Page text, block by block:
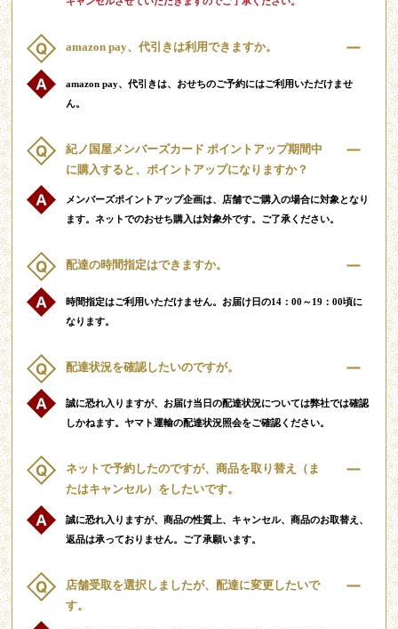
amazon pay、代引きは利用できますか。
amazon pay、代引きは、おせちのご予約にはご利用いただけませ
ん。
紀ノ国屋メンバーズカード ポイントアップ期間中
に購入すると、ポイントアップになりますか？
メンバーズポイントアップ企画は、店舗でご購入の場合に対象となり
ます。ネットでのおせち購入は対象外です。ご了承ください。
配達の時間指定はできますか。
時間指定はご利用いただけません。お届け日の14：00～19：00頃に
なります。
配達状況を確認したいのですが。
誠に恐れ入りますが、お届け当日の配達状況については弊社では確認
しかねます。ヤマト運輸の配達状況照会をご確認ください。
ネットで予約したのですが、商品を取り替え（ま
たはキャンセル）をしたいです。
誠に恐れ入りますが、商品の性質上、キャンセル、商品のお取替え、
返品は承っておりません。ご了承願います。
店舗受取を選択しましたが、配達に変更したいで
す。